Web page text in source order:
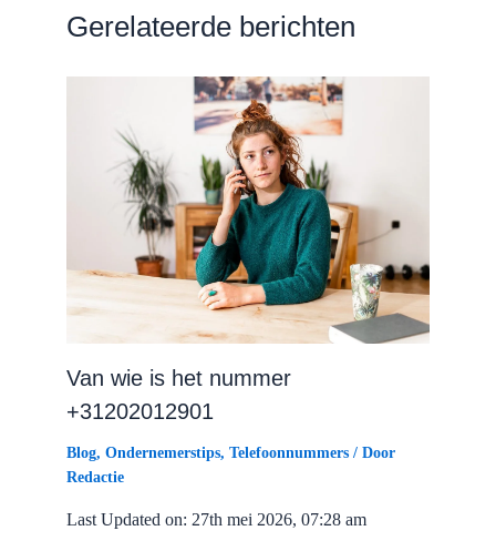
is
Gerelateerde berichten
Van wie is het nummer
+31202012901
Blog, Ondernemerstips, Telefoonnummers / Door
Redactie
Last Updated on: 27th mei 2026, 07:28 am